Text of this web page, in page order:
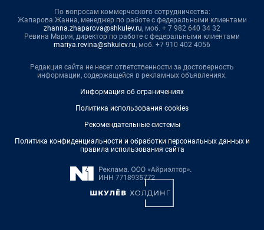
По вопросам коммерческого сотрудничества:
Жапарова Жанна, менеджер по работе с федеральными клиентами
zhanna.zhaparova@shkulev.ru, моб. + 7 982 640 34 32
Ревина Мария, директор по работе с федеральными клиентами
mariya.revina@shkulev.ru, моб. +7 910 402 4056
Редакция сайта не несет ответственности за достоверность
информации, содержащейся в рекламных объявлениях.
Информация об ограничениях
Политика использования cookies
Рекомендательные системы
Политика конфиденциальности и обработки персональных данных и
правила использования сайта